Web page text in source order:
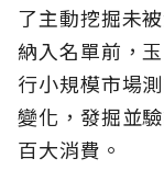
了主動挖掘未
納入名單前，
行小規模市場
變化，發掘並
百大消費。